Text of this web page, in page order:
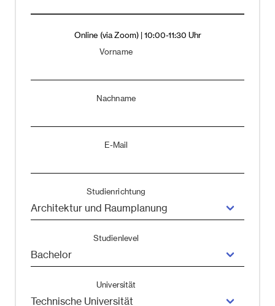
Online (via Zoom) | 10:00-11:30 Uhr
Vorname
Nachname
E-Mail
Studienrichtung
Studienlevel
Universität